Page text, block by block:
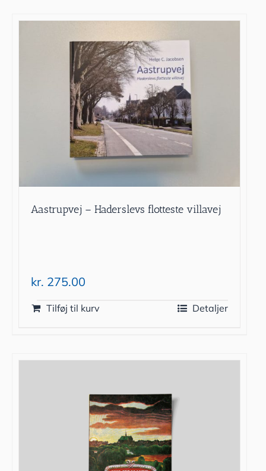
Aastrupvej – Haderslevs flotteste villavej
kr. 275.00
Tilføj til kurv Detaljer